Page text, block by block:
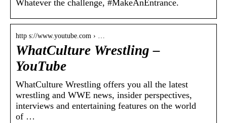
Whatever the challenge, #MakeAnEntrance.
http s://www.youtube.com › …
WhatCulture Wrestling –
YouTube
WhatCulture Wrestling offers you all the latest
wrestling and WWE news, insider perspectives,
interviews and entertaining features on the world
of …